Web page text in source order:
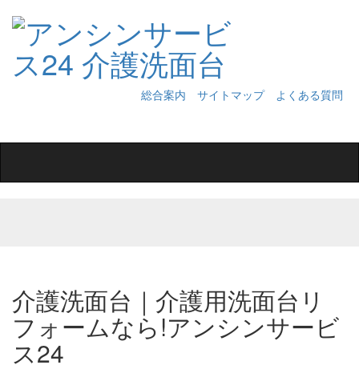
総合案内 サイトマップ
よくある質問
介護洗面台｜介護用洗面台リ
フォームなら!アンシンサービ
ス24